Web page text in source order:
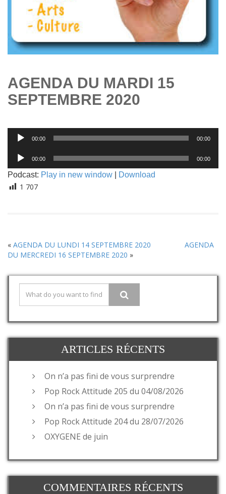
AGENDA DU MARDI 15
SEPTEMBRE 2020
Lecteur
audio
00:00 00:00
Lecteur
audio
00:00 00:00
Podcast: Play in new window Download
1 707
« AGENDA DU LUNDI 14 SEPTEMBRE 2020
AGENDA
DU MERCREDI 16 SEPTEMBRE 2020 »
ARTICLES RÉCENTS
On n’a pas fini de vous surprendre
Pop Rock Attitude 205 du 04/08/2026
On n’a pas fini de vous surprendre
Pop Rock Attitude 204 du 28/07/2026
OXYGENE de juin
COMMENTAIRES RÉCENTS